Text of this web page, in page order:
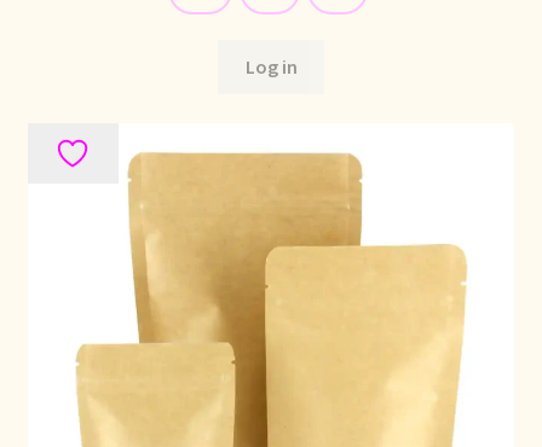
Log in